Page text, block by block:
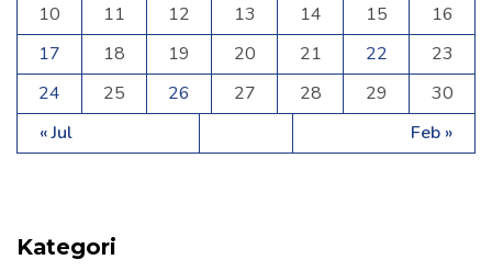
10
11 12 13 14 15
16
17
18 19 20 21 22
23
24
25 26 27 28 29
30
« Jul
Feb »
Kategori